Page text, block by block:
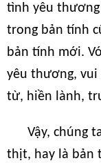
tình yêu
trong bản tính
bản tính mới.
yêu thương, vui
từ, hiền lành,
Vậy, chúng
thịt, hay là bản